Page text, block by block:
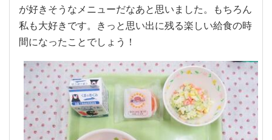
が好きそうなメニューだなあと思いました。もちろん
私も大好きです。きっと思い出に残る楽しい給食の時
間になったことでしょう！